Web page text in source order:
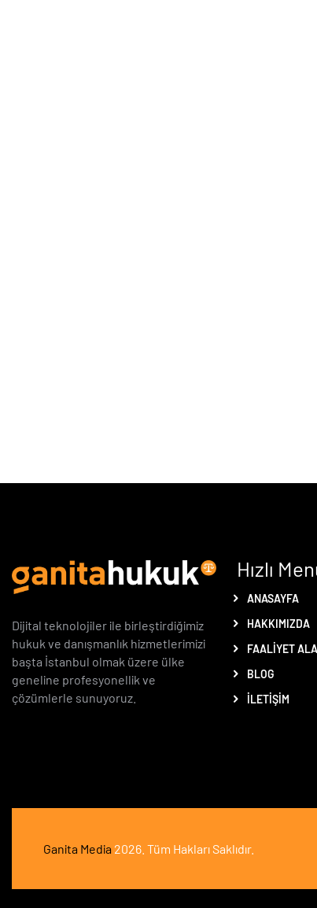
Dijital teknolojiler ile birleştirdiğimiz
hukuk ve danışmanlık hizmetlerimizi
başta İstanbul olmak üzere ülke
geneline profesyonellik ve
çözümlerle sunuyoruz.
Hızlı
ANASAYFA
HAKKIMIZDA
FAALIYET
BLOG
İLETIŞIM
Ganita Media 2026. Tüm Hakları Saklıdır.